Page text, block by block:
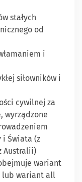
stałych
od
i
siłowników i
cywilnej za
wyrządzone
i Świata (z
Australii)
wariant
lub wariant all